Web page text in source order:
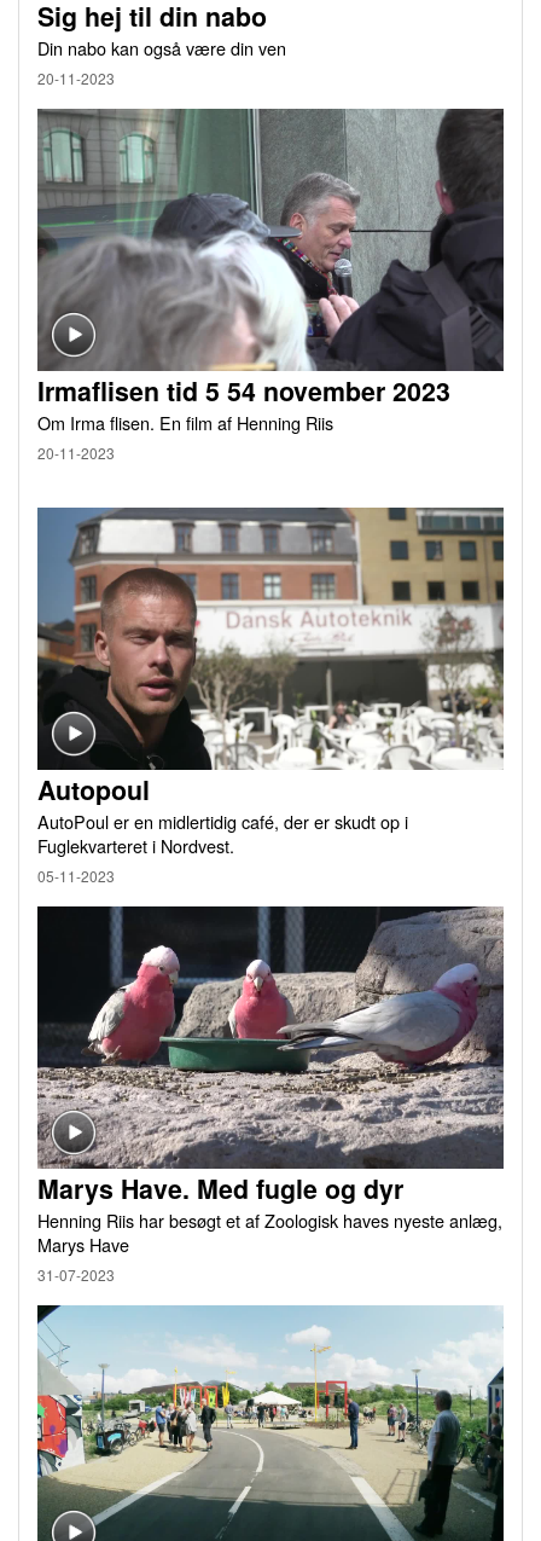
Sig hej til din nabo
Din nabo kan også være din ven
20-11-2023
Irmaflisen tid 5 54 november 2023
Om Irma flisen. En film af Henning Riis
20-11-2023
Autopoul
AutoPoul er en midlertidig café, der er skudt op i
Fuglekvarteret i Nordvest.
05-11-2023
Marys Have. Med fugle og dyr
Henning Riis har besøgt et af Zoologisk haves nyeste anlæg,
Marys Have
31-07-2023